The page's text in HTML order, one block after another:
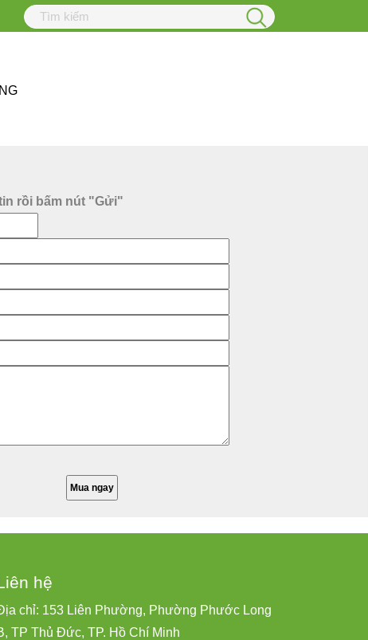
rồi bấm nút "Gửi"
hệ
chỉ: 153 Liên Phường, Phường Phước Long
TP Thủ Đức, TP. Hồ Chí Minh